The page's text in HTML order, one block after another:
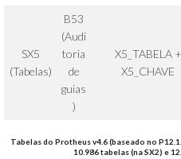
SX5
(Tabelas)
B53
(Audi
toria
de
guias
)
X5_TABELA +
X5_CHAVE
Tabelas do Protheus v4.6 (baseado no
10.986 tabelas (na SX2) e